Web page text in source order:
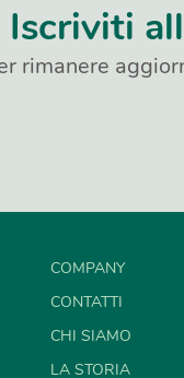
Iscriviti
rimanere
COMPANY
CONTATTI
CHI SIAMO
LA STORIA